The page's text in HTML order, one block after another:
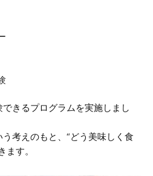
きるプログラムを実施しまし
う考えのもと、“どう美味しく食
ます。